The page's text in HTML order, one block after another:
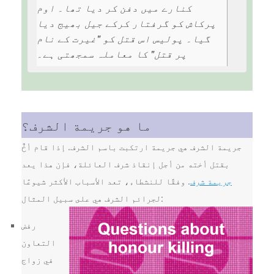
کنارے میں دفن کر دیا تھا۔ اوم
پرکاش کو گرفتار کرکے جیل بھیج دیا
گیا۔ پولیس اس قتل کو "غیرت کے نام
پر قتل" کا معاملہ سمجھتی ہے۔
ما هو جريمة الشرف؟
جريمة الشرف هي جريمة ارتكبت باسم الشرف. إذا قام أخٌ
بقتل أخته من أجل إنقاذ شرف العائلة، فإن هذا يعد
جريمة شرف. وفقًا للنشطاء، تعد الأسباب الأكثر شيوعًا
لجرائم الشرف هي على سبيل المثال:
رفض
التعاون
في زواج